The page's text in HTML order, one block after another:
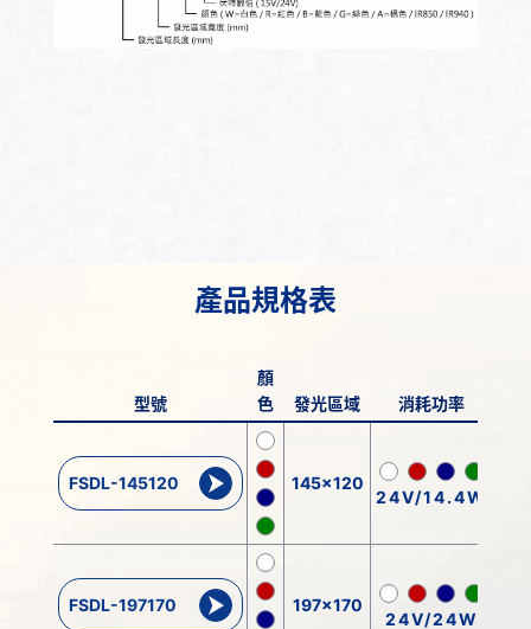
產品規格表
型號
顏
色
發光區域 消耗功率
FSDL-145120 145x120
24V/14.4W
FSDL-197170 197x170
24V/24W